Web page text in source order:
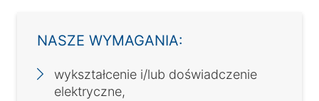
NASZE WYMAGANIA:
wykształcenie i/lub doświadczenie
elektryczne,